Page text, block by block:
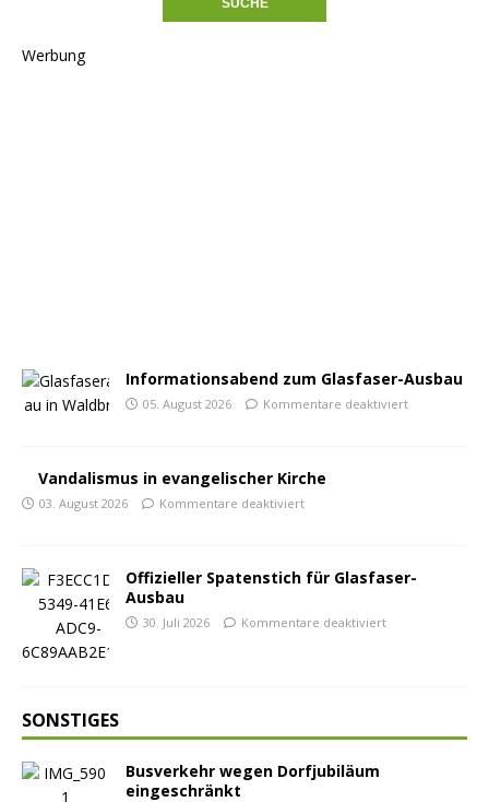
Werbung
Informationsabend zum Glasfaser-Ausbau
05. August 2026 Kommentare deaktiviert
Vandalismus in evangelischer Kirche
03. August 2026 Kommentare deaktiviert
Offizieller Spatenstich für Glasfaser-
Ausbau
30. Juli 2026 Kommentare deaktiviert
SONSTIGES
Busverkehr wegen Dorfjubiläum
eingeschränkt